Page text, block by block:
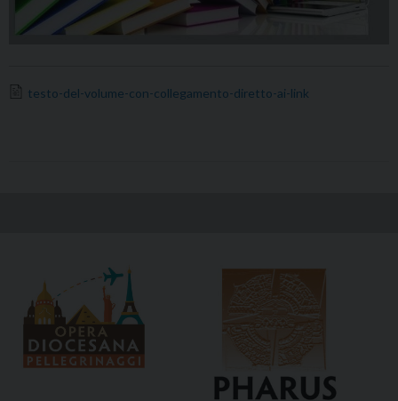
testo-del-volume-con-collegamento-diretto-ai-link